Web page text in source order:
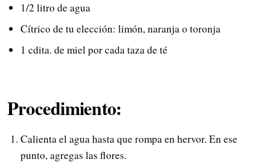
1/2 litro de agua
Cítrico de tu elección: limón, naranja o toronja
1 cdita. de miel por cada taza de té
Procedimiento:
Calienta el agua hasta que rompa en hervor. En ese
punto, agregas las flores.